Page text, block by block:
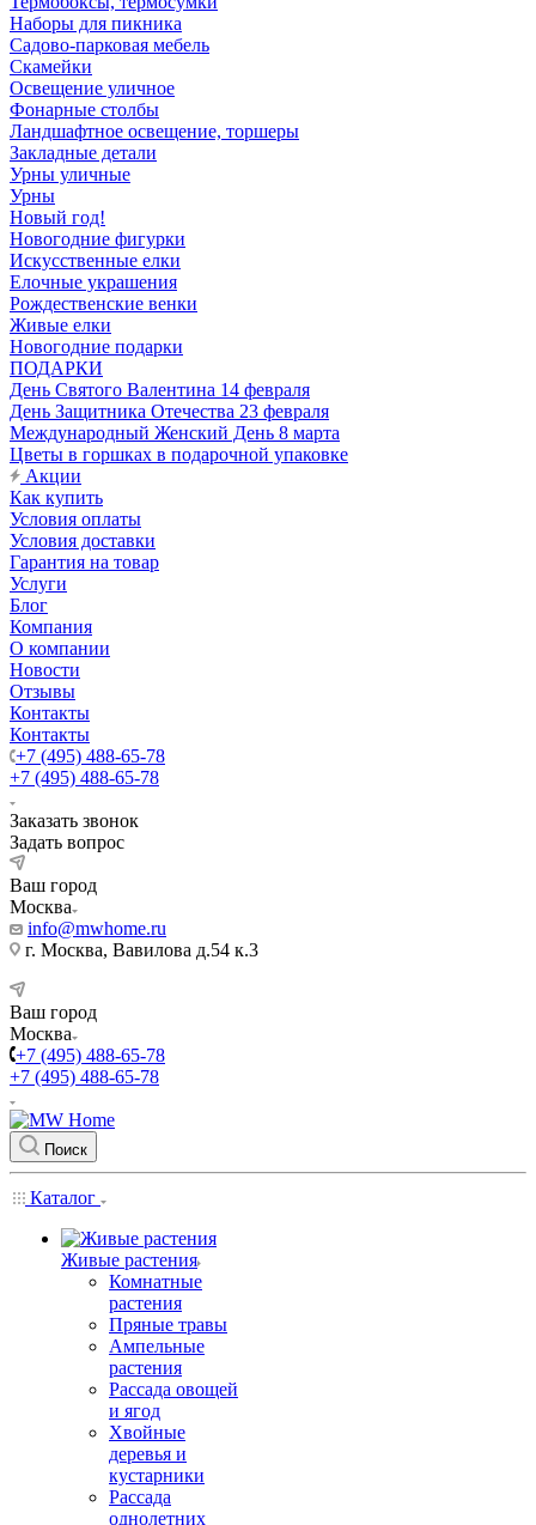
Наборы для пикника
Садово-парковая мебель
Скамейки
Освещение уличное
Фонарные столбы
Ландшафтное освещение, торшеры
Закладные детали
Урны уличные
Урны
Новый год!
Новогодние фигурки
Искусственные елки
Елочные украшения
Рождественские венки
Живые елки
Новогодние подарки
ПОДАРКИ
День Святого Валентина 14 февраля
День Защитника Отечества 23 февраля
Международный Женский День 8 марта
Цветы в горшках в подарочной упаковке
Акции
Как купить
Условия оплаты
Условия доставки
Гарантия на товар
Услуги
Блог
Компания
О компании
Новости
Отзывы
Контакты
Контакты
+7 (495) 488-65-78
+7 (495) 488-65-78
Заказать звонок
Задать вопрос
Ваш город
Москва
info@mwhome.ru
г. Москва, Вавилова д.54 к.3
Ваш город
Москва
+7 (495) 488-65-78
+7 (495) 488-65-78
Поиск
Каталог
Живые растения
Комнатные
растения
Пряные травы
Ампельные
растения
Рассада овощей
и ягод
Хвойные
деревья и
кустарники
Рассада
однолетних